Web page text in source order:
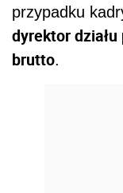
przypadku
dyrektor
brutto.